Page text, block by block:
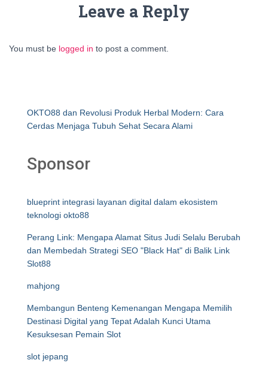
Leave a Reply
You must be logged in to post a comment.
OKTO88 dan Revolusi Produk Herbal Modern: Cara
Cerdas Menjaga Tubuh Sehat Secara Alami
Sponsor
blueprint integrasi layanan digital dalam ekosistem
teknologi okto88
Perang Link: Mengapa Alamat Situs Judi Selalu Berubah
dan Membedah Strategi SEO "Black Hat" di Balik Link
Slot88
mahjong
Membangun Benteng Kemenangan Mengapa Memilih
Destinasi Digital yang Tepat Adalah Kunci Utama
Kesuksesan Pemain Slot
slot jepang